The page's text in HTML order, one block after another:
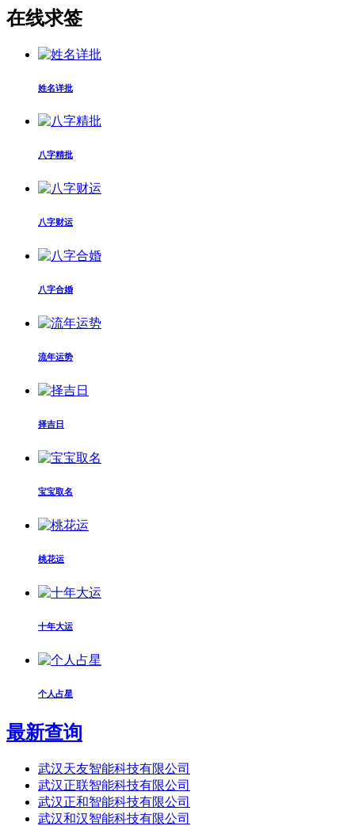
在线求签
姓名详批
八字精批
八字财运
八字合婚
流年运势
择吉日
宝宝取名
桃花运
十年大运
个人占星
最新查询
武汉天友智能科技有限公司
武汉正联智能科技有限公司
武汉正和智能科技有限公司
武汉和汉智能科技有限公司